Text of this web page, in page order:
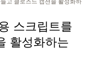
스크립트를
활성화하는